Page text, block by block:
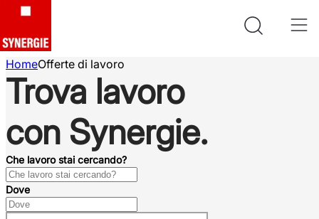
HomeOfferte di lavoro
Trova lavoro
con Synergie.
Che lavoro stai cercando?
Dove